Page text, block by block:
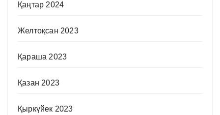
Қаңтар 2024
Желтоқсан 2023
Қараша 2023
Қазан 2023
Қыркүйек 2023